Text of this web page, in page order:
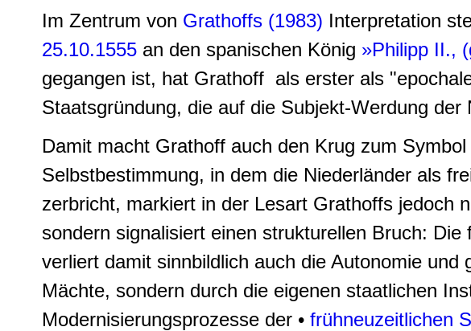
Im Zentrum von Grathoffs (1983) Interpretation
25.10.1555 an den spanischen König »Philipp II.,
gegangen ist, hat Grathoff als erster als
Staatsgründung, die auf die Subjekt-Werdung der
Damit macht Grathoff auch den Krug zum
Selbstbestimmung, in dem die Niederländer als
zerbricht, markiert in der Lesart Grathoffs jedoch
sondern signalisiert einen strukturellen Bruch:
verliert damit sinnbildlich auch die Autonomie
Mächte, sondern durch die eigenen staatlichen
Modernisierungsprozesse der • frühneuzeitlichen